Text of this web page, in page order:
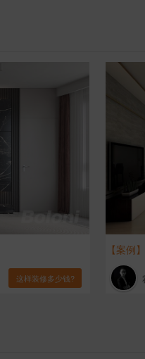
这样装修多少钱?
【案例】